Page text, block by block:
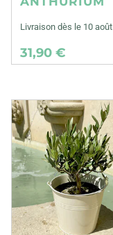
Livraison dès le 10 août
31,90 €